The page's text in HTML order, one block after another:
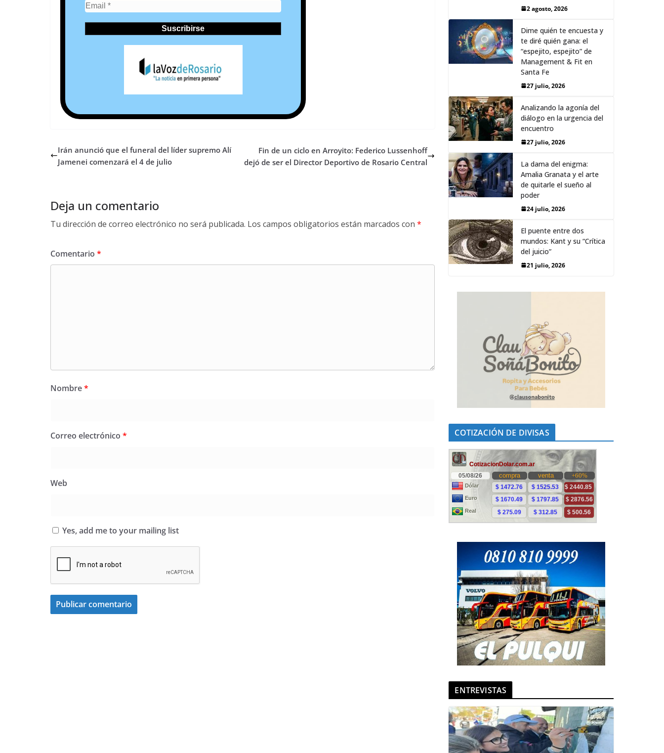
Irán anunció que el funeral del líder supremo Alí
Jamenei comenzará el 4 de julio
Fin de un ciclo en Arroyito: Federico Lussenhoff
dejó de ser el Director Deportivo de Rosario Central
Deja un comentario
Tu dirección de correo electrónico no será publicada. Los campos obligatorios están marcados con *
Comentario *
Nombre*
Correo electrónico *
Web
Yes, add me to your mailing list
2 agosto, 2026
Dime quién te encuesta y
te diré quién gana: el
“espejito, espejito” de
Management & Fit en
Santa Fe
27 julio, 2026
Analizando la agonía del
diálogo en la urgencia del
encuentro
27 julio, 2026
La dama del enigma:
Amalia Granata y el arte
de quitarle el sueño al
poder
24 julio, 2026
El puente entre dos
mundos: Kant y su “Crítica
del juicio”
21 julio, 2026
COTIZACIÓN DE DIVISAS
ENTREVISTAS